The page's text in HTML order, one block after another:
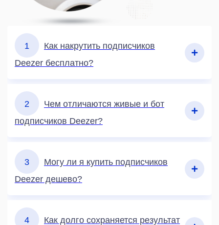
1
Как накрутить подписчиков
Deezer бесплатно?
2
Чем отличаются живые и бот
подписчиков Deezer?
3
Могу ли я купить подписчиков
Deezer дешево?
4
Как долго сохраняется результат